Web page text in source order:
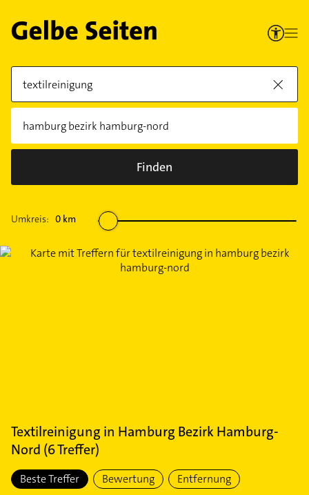
Finden
Umkreis: 0 km
Textilreinigung in Hamburg Bezirk Hamburg-
Nord (6Treffer)
Beste Treffer Bewertung Entfernung